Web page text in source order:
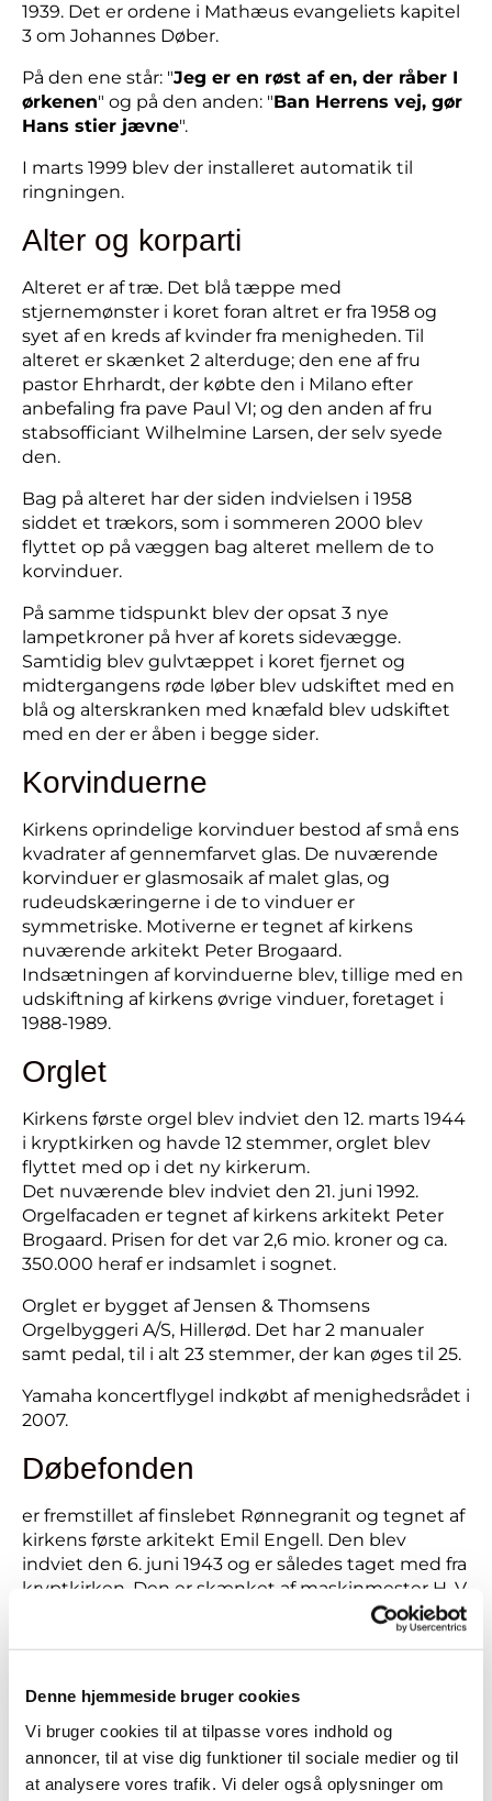
Denne hjemmeside bruger cookies
Vi bruger cookies til at tilpasse vores indhold og
annoncer, til at vise dig funktioner til sociale medier og til
at analysere vores trafik. Vi deler også oplysninger om
1939. Det er ordene i Mathæus evangeliets kapitel
3 om Johannes Døber.
På den ene står: "Jeg er en røst af en, der råber I
ørkenen" og på den anden: "Ban Herrens vej, gør
Hans stier jævne".
I marts 1999 blev der installeret automatik til
ringningen.
Alter og korparti
Alteret er af træ. Det blå tæppe med
stjernemønster i koret foran altret er fra 1958 og
syet af en kreds af kvinder fra menigheden. Til
alteret er skænket 2 alterduge; den ene af fru
pastor Ehrhardt, der købte den i Milano efter
anbefaling fra pave Paul VI; og den anden af fru
stabsofficiant Wilhelmine Larsen, der selv syede
den.
Bag på alteret har der siden indvielsen i 1958
siddet et trækors, som i sommeren 2000 blev
flyttet op på væggen bag alteret mellem de to
korvinduer.
På samme tidspunkt blev der opsat 3 nye
lampetkroner på hver af korets sidevægge.
Samtidig blev gulvtæppet i koret fjernet og
midtergangens røde løber blev udskiftet med en
blå og alterskranken med knæfald blev udskiftet
med en der er åben i begge sider.
Korvinduerne
Kirkens oprindelige korvinduer bestod af små ens
kvadrater af gennemfarvet glas. De nuværende
korvinduer er glasmosaik af malet glas, og
rudeudskæringerne i de to vinduer er
symmetriske. Motiverne er tegnet af kirkens
nuværende arkitekt Peter Brogaard.
Indsætningen af korvinduerne blev, tillige med en
udskiftning af kirkens øvrige vinduer, foretaget i
1988-1989.
Orglet
Kirkens første orgel blev indviet den 12. marts 1944
i kryptkirken og havde 12 stemmer, orglet blev
flyttet med op i det ny kirkerum.
Det nuværende blev indviet den 21. juni 1992.
Orgelfacaden er tegnet af kirkens arkitekt Peter
Brogaard. Prisen for det var 2,6 mio. kroner og ca.
350.000 heraf er indsamlet i sognet.
Orglet er bygget af Jensen & Thomsens
Orgelbyggeri A/S, Hillerød. Det har 2 manualer
samt pedal, til i alt 23 stemmer, der kan øges til 25.
Yamaha koncertflygel indkøbt af menighedsrådet i
2007.
Døbefonden
er fremstillet af finslebet Rønnegranit og tegnet af
kirkens første arkitekt Emil Engell. Den blev
indviet den 6. juni 1943 og er således taget med fra
kryptkirken. Den er skænket af maskinmester H. V.
Eriksen og hustru Boline, der i februar 1941 først
gav kryptkirken en døbefont, lavet af en udhulet
efter nogle måneders brug, da den på grund af
indtørring skilte ad i to dele.
Kirkens sølvtøj